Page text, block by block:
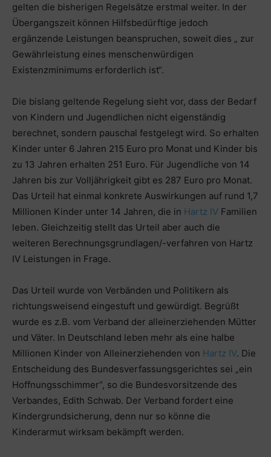
gelten die bisherigen Regelsätze erstmal weiter. In der
Übergangszeit können Hilfsbedürftige jedoch
ergänzende Leistungen beanspruchen, soweit dies „ zur
Gewährleistung eines menschenwürdigen
Existenzminimums erforderlich ist“.
Die bislang geltende Regelung sieht vor, dass der Bedarf
von Kindern und Jugendlichen nicht eigenständig
berechnet, sondern pauschal festgelegt wird. So erhalten
Kinder unter 6 Jahren 215 Euro pro Monat und Kinder bis
zu 13 Jahren erhalten 251 Euro. Für Jugendliche von 14
Jahren bis zur Volljährigkeit gibt es 287 Euro pro Monat.
Das Urteil hat einmal konkrete Auswirkungen auf rund 1,7
Millionen Kinder unter 14 Jahren, die in Hartz IV Familien
leben. Gleichzeitig stellt das Urteil aber auch die
weiteren Berechnungsgrundlagen/-verfahren von Hartz
IV Leistungen in Frage.
Das Urteil wurde von Verbänden und Politikern als
richtungsweisend eingestuft und gewürdigt. Begrüßt
wurde es z.B. vom Verband der alleinerziehenden Mütter
und Väter. In Deutschland leben mehr als eine halbe
Millionen Kinder von Alleinerziehenden von Hartz IV. Die
Entscheidung des Bundesverfassungsgerichtes sei „ein
Hoffnungsschimmer“, so die Bundesvorsitzende des
Verbandes, Edith Schwab. Der Verband fordert eine
Kindergrundsicherung, denn nur so könne die
Kinderarmut wirksam bekämpft werden.